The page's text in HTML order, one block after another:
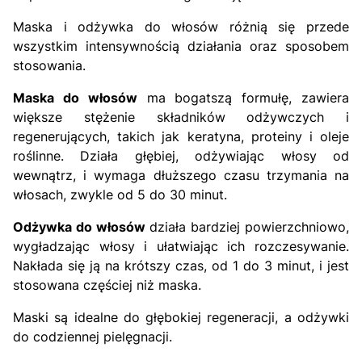
Maska i odżywka do włosów różnią się przede
wszystkim intensywnością działania oraz sposobem
stosowania.
Maska do włosówma bogatszą formułę, zawiera
większe stężenie składników odżywczych i
regenerujących, takich jak keratyna, proteiny i oleje
roślinne. Działa głębiej, odżywiając włosy od
wewnątrz, i wymaga dłuższego czasu trzymania na
włosach, zwykle od 5 do 30 minut.
Odżywka do włosówdziała bardziej powierzchniowo,
wygładzając włosy i ułatwiając ich rozczesywanie.
Nakłada się ją na krótszy czas, od 1 do 3 minut, i jest
stosowana częściej niż maska.
Maski są idealne do głębokiej regeneracji, a odżywki
do codziennej pielęgnacji.